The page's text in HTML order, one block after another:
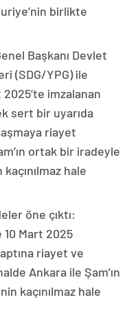
birlikte
Başkanı Devlet
(SDG/YPG) ile
imzalanan
sert bir uyarıda
riayet
ortak bir iradeyle
hale
öne çıktı:
10 Mart 2025
riayet ve
Ankara ile Şam’ın
kaçınılmaz hale